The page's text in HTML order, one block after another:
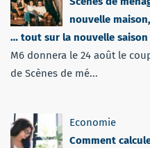
nouvelle
… tout sur la nouvelle saison
M6 donnera le 24 août le
de Scènes de mé...
Economie
Comment